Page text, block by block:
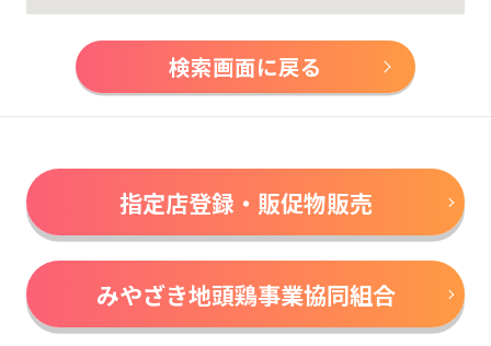
検索画面に戻る
指定店登録・販促物販売
みやざき地頭鶏事業協同組合